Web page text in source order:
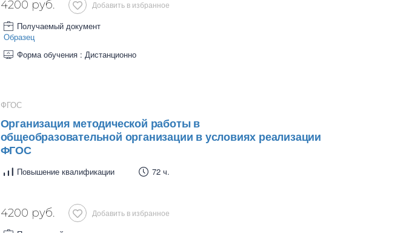
Добавить в избранное
4200 руб.
Получаемый документ
Образец
Форма обучения : Дистанционно
ФГОС
Организация методической работы в
общеобразовательной организации в условиях реализации
ФГОС
Повышение квалификации 72 ч.
Добавить в избранное
4200 руб.